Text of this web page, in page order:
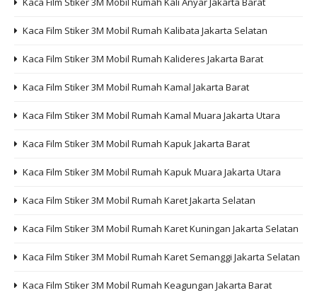
Kaca Film Stiker 3M Mobil Rumah Kalibata Jakarta Selatan
Kaca Film Stiker 3M Mobil Rumah Kalideres Jakarta Barat
Kaca Film Stiker 3M Mobil Rumah Kamal Jakarta Barat
Kaca Film Stiker 3M Mobil Rumah Kamal Muara Jakarta Utara
Kaca Film Stiker 3M Mobil Rumah Kapuk Jakarta Barat
Kaca Film Stiker 3M Mobil Rumah Kapuk Muara Jakarta Utara
Kaca Film Stiker 3M Mobil Rumah Karet Jakarta Selatan
Kaca Film Stiker 3M Mobil Rumah Karet Kuningan Jakarta Selatan
Kaca Film Stiker 3M Mobil Rumah Karet Semanggi Jakarta Selatan
Kaca Film Stiker 3M Mobil Rumah Keagungan Jakarta Barat